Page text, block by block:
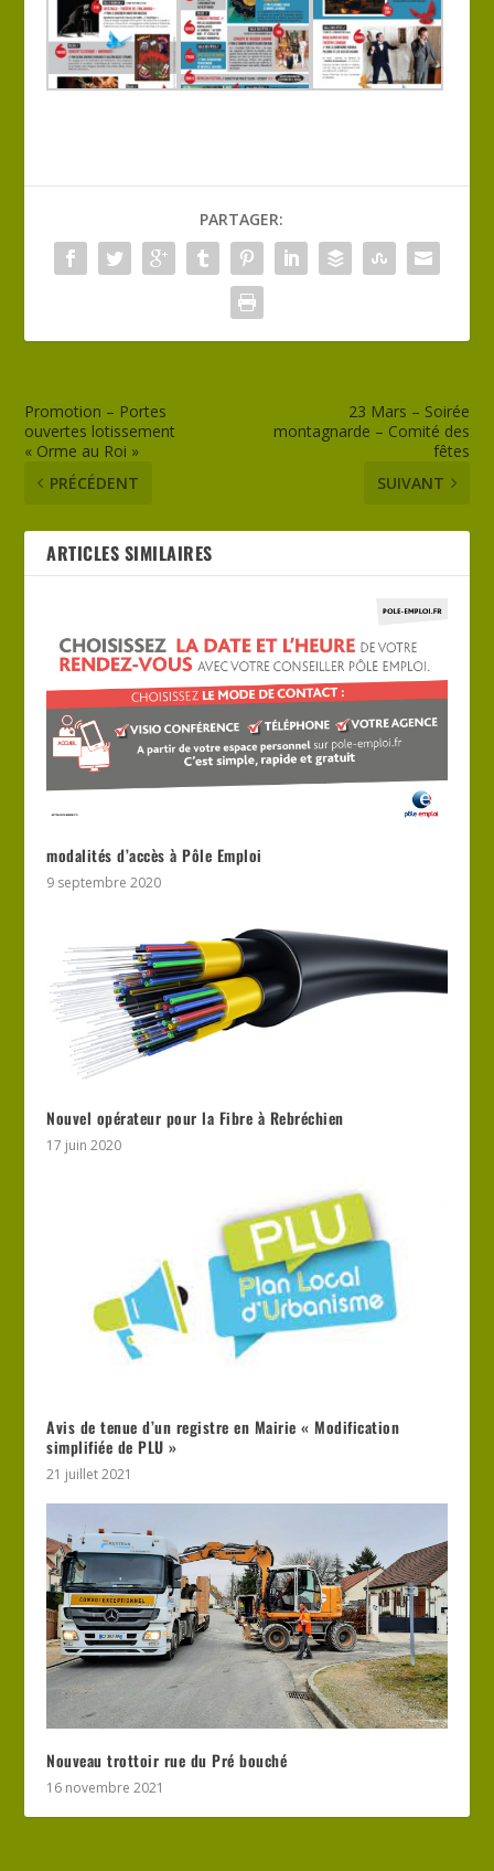
PARTAGER:
Promotion – Portes
ouvertes lotissement
« Orme au Roi »
PRÉCÉDENT
23 Mars – Soirée
montagnarde – Comité des
fêtes
SUIVANT
ARTICLES SIMILAIRES
modalités d’accès à Pôle Emploi
9 septembre 2020
Nouvel opérateur pour la Fibre à Rebréchien
17 juin 2020
Avis de tenue d’un registre en Mairie « Modification
simplifiée de PLU »
21 juillet 2021
Nouveau trottoir rue du Pré bouché
16 novembre 2021